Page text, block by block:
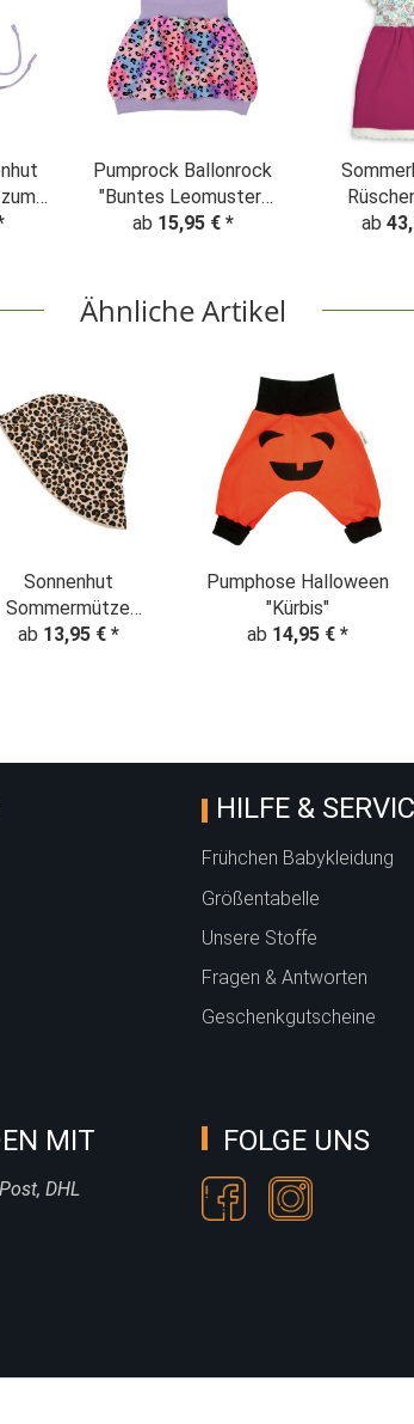
Pumprock Ballonrock
"Buntes Leomuster"
Batik rosa
ab 15,95 € * ab
Ähnliche Artikel
Sonnenhut
Sommermütze
"Leopardenmuster"
ab 13,95 € *
Pumphose Halloween
"Kürbis"
ab 14,95 € *
HILFE &
Frühchen Babykleidung
Größentabelle
Unsere Stoffe
Fragen & Antworten
Geschenkgutscheine
MIT
DHL
FOLGE UNS